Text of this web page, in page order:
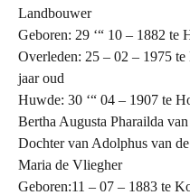
Landbouwer
Geboren: 29 ‘“ 10 – 1882 te
Overleden: 25 – 02 – 1975 te
jaar oud
Huwde: 30 ‘“ 04 – 1907 te
Bertha Augusta Pharailda
Dochter van Adolphus van
Maria de Vliegher
Geboren:11 – 07 – 1883 te